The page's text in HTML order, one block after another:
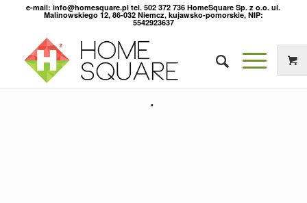
e-mail: info@homesquare.pl tel. 502 372 736 HomeSquare Sp. z o.o. ul.
Malinowskiego 12, 86-032 Niemcz, kujawsko-pomorskie, NIP:
5542923637